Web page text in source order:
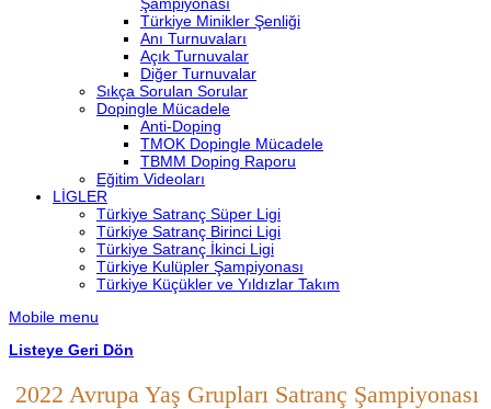
Türkiye Minikler Şenliği
Anı Turnuvaları
Açık Turnuvalar
Diğer Turnuvalar
Sıkça Sorulan Sorular
Dopingle Mücadele
Anti-Doping
TMOK Dopingle Mücadele
TBMM Doping Raporu
Eğitim Videoları
LİGLER
Türkiye Satranç Süper Ligi
Türkiye Satranç Birinci Ligi
Türkiye Satranç İkinci Ligi
Türkiye Kulüpler Şampiyonası
Türkiye Küçükler ve Yıldızlar Takım
Mobile menu
Listeye Geri Dön
2022 Avrupa Yaş Grupları Satranç Şampiyonası